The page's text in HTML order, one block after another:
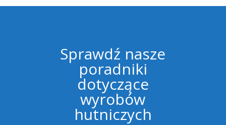
Sprawdź nasze
poradniki
dotyczące
wyrobów
hutniczych